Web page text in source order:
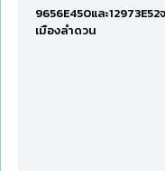
9656E450และ
เมืองลำดวน